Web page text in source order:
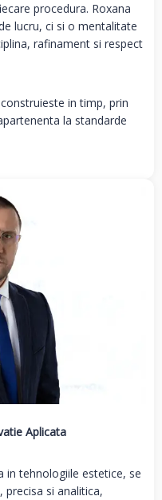
procedura. Roxana
lucru, ci si o mentalitate
rafinament si respect
in timp, prin
la standarde
Aplicata
in tehnologiile estetice, se
si analitica,